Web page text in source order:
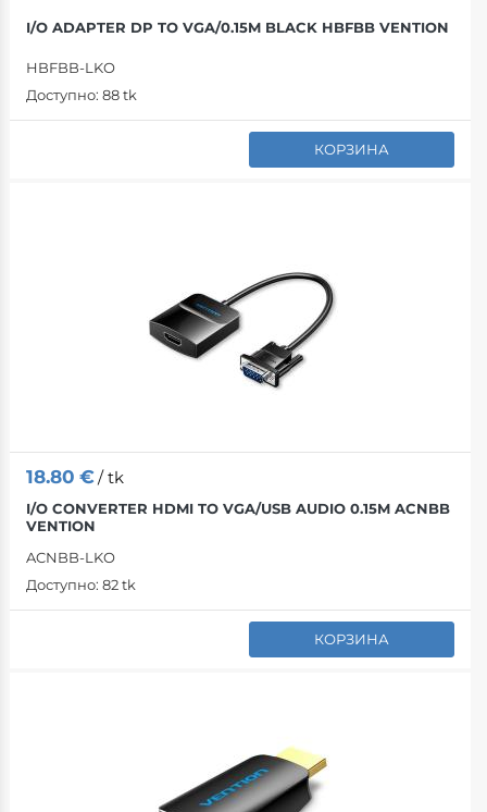
I/O ADAPTER DP TO VGA/0.15M BLACK HBFBB VENTION
HBFBB-LKO
Доступно: 88 tk
КОРЗИНА
18.80 €/ tk
I/O CONVERTER HDMI TO VGA/USB AUDIO 0.15M ACNBB
VENTION
ACNBB-LKO
Доступно: 82 tk
КОРЗИНА